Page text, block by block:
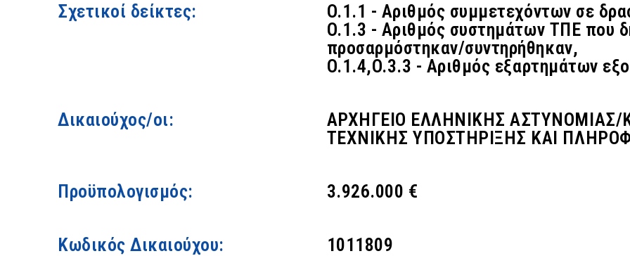
Σχετικοί δείκτες:
O.1.1 - Αριθμός συμμετεχόντων σε
O.1.3 - Αριθμός συστημάτων ΤΠΕ που
προσαρμόστηκαν/συντηρήθηκαν,
O.1.4,O.3.3 - Αριθμός εξαρτημάτων
Δικαιούχος/οι:
ΑΡΧΗΓΕΙΟ ΕΛΛΗΝΙΚΗΣ ΑΣΤΥΝΟΜΙΑΣ/
ΤΕΧΝΙΚΗΣ ΥΠΟΣΤΗΡΙΞΗΣ ΚΑΙ
Προϋπολογισμός: 3.926.000 €
Κωδικός Δικαιούχου: 1011809